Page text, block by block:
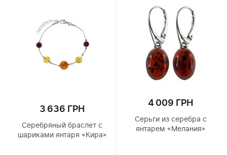
3 636 ГРН
Серебряный браслет с
шариками янтаря «Кира»
4 009 ГРН
Серьги из серебра с
янтарем «Мелания»